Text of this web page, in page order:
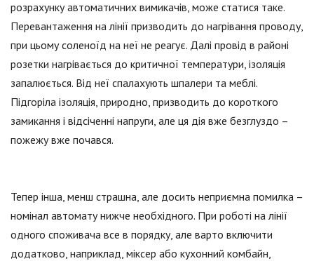
розрахунку автоматичних вимикачів, може статися таке.
Перевантаження на лінії призводить до нагрівання проводу,
при цьому соленоїд на неї не реагує. Далі провід в районі
розетки нагрівається до критичної температури, ізоляція
запалюється. Від неї спалахують шпалери та меблі.
Підгоріла ізоляція, природно, призводить до короткого
замикання і відсіченні напруги, але ця дія вже безглуздо –
пожежу вже почався.
Тепер інша, менш страшна, але досить неприємна помилка –
номінал автомату нижче необхідного. При роботі на лінії
одного споживача все в порядку, але варто включити
додатково, наприклад, міксер або кухонний комбайн,